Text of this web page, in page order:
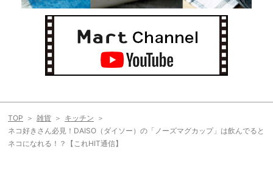
TOP 雑貨
キッチン
ネコ好きさん必見！DAISO（ダイソー）の「ノーズマグカップ」は飲んでると
ネコになれる！？【これHIT通信】